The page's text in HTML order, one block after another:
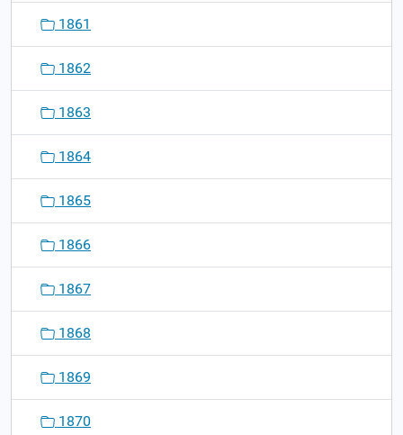
1861
1862
1863
1864
1865
1866
1867
1868
1869
1870